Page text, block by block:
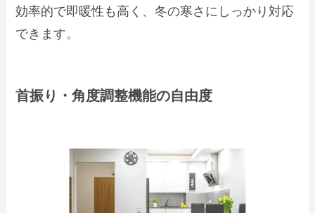
効率的で即暖性も高く、冬の寒さにしっかり対応
できます。
首振り・角度調整機能の自由度